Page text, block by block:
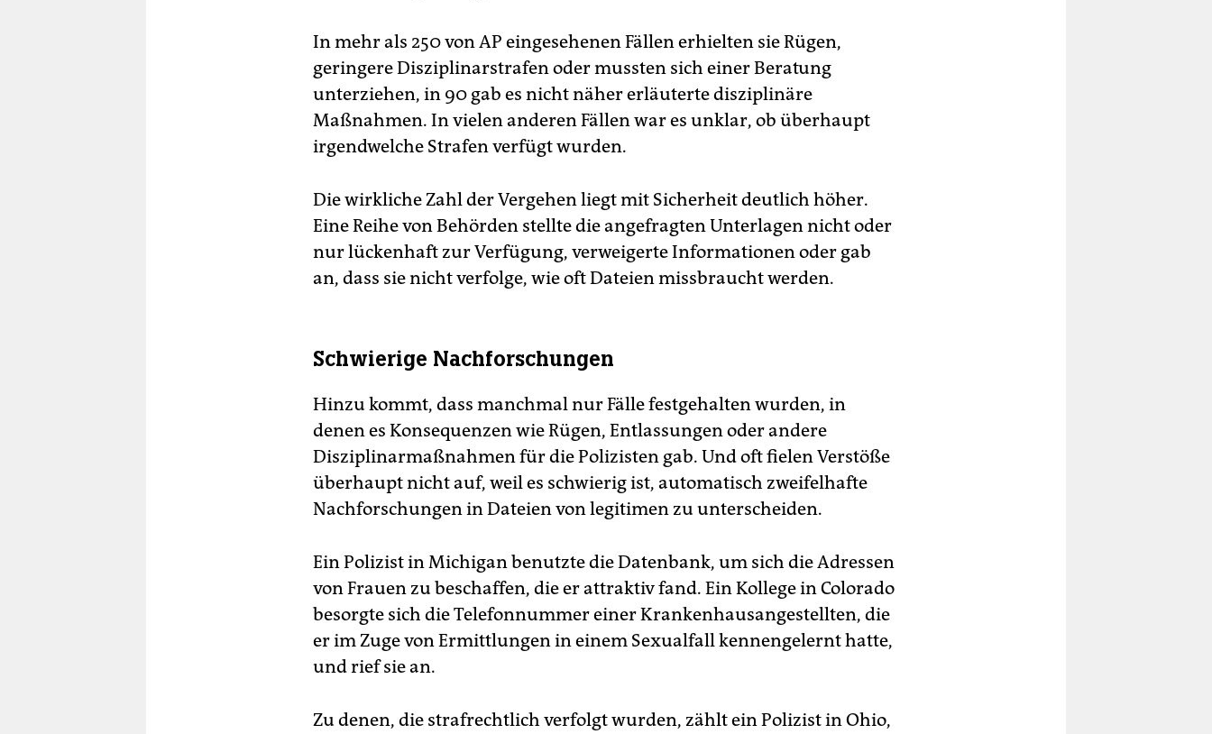
In mehr als 250 von AP eingesehenen Fällen erhielten sie Rügen,
geringere Disziplinarstrafen oder mussten sich einer Beratung
unterziehen, in 90 gab es nicht näher erläuterte disziplinäre
Maßnahmen. In vielen anderen Fällen war es unklar, ob überhaupt
irgendwelche Strafen verfügt wurden.
Die wirkliche Zahl der Vergehen liegt mit Sicherheit deutlich höher.
Eine Reihe von Behörden stellte die angefragten Unterlagen nicht oder
nur lückenhaft zur Verfügung, verweigerte Informationen oder gab
an, dass sie nicht verfolge, wie oft Dateien missbraucht werden.
Schwierige Nachforschungen
Hinzu kommt, dass manchmal nur Fälle festgehalten wurden, in
denen es Konsequenzen wie Rügen, Entlassungen oder andere
Disziplinarmaßnahmen für die Polizisten gab. Und oft fielen Verstöße
überhaupt nicht auf, weil es schwierig ist, automatisch zweifelhafte
Nachforschungen in Dateien von legitimen zu unterscheiden.
Ein Polizist in Michigan benutzte die Datenbank, um sich die Adressen
von Frauen zu beschaffen, die er attraktiv fand. Ein Kollege in Colorado
besorgte sich die Telefonnummer einer Krankenhausangestellten, die
er im Zuge von Ermittlungen in einem Sexualfall kennengelernt hatte,
und rief sie an.
Zu denen, die strafrechtlich verfolgt wurden, zählt ein Polizist in Ohio,